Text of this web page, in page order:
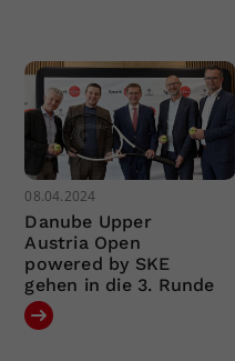
08.04.2024
Danube Upper
Austria Open
powered by SKE
gehen in die 3. Runde